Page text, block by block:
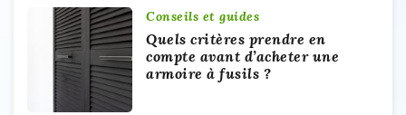
Conseils et guides
Quels critères prendre en
compte avant d’acheter une
armoire à fusils ?